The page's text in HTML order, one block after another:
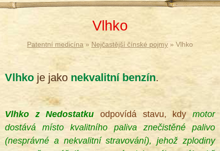
Vlhko
Patentní medicína » Nejčastější čínské pojmy » Vlhko
Vlhko je jako nekvalitní benzín.
Vlhko z Nedostatku odpovídá stavu, kdy
motor
dostává místo kvalitního paliva znečistěné palivo
(nesprávné a nekvalitní stravování), jehož zplodiny